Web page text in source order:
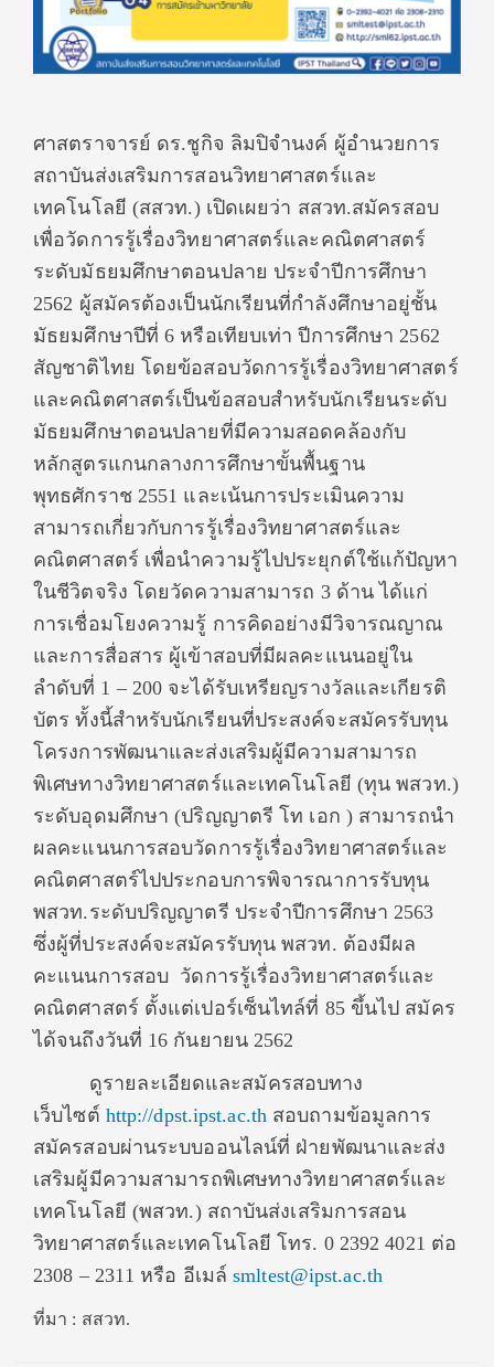
ศาสตราจารย์ ดร.ชูกิจ ลิมปิจำนงค์ ผู้อำนวยการ
สถาบันส่งเสริมการสอนวิทยาศาสตร์และ
เทคโนโลยี (สสวท.) เปิดเผยว่า สสวท.สมัครสอบ
เพื่อวัดการรู้เรื่องวิทยาศาสตร์และคณิตศาสตร์
ระดับมัธยมศึกษาตอนปลาย ประจำปีการศึกษา
2562 ผู้สมัครต้องเป็นนักเรียนที่กำลังศึกษาอยู่ชั้น
มัธยมศึกษาปีที่ 6 หรือเทียบเท่า ปีการศึกษา 2562
สัญชาติไทย โดยข้อสอบวัดการรู้เรื่องวิทยาศาสตร์
และคณิตศาสตร์เป็นข้อสอบสำหรับนักเรียนระดับ
มัธยมศึกษาตอนปลายที่มีความสอดคล้องกับ
หลักสูตรแกนกลางการศึกษาขั้นพื้นฐาน
พุทธศักราช 2551 และเน้นการประเมินความ
สามารถเกี่ยวกับการรู้เรื่องวิทยาศาสตร์และ
คณิตศาสตร์ เพื่อนำความรู้ไปประยุกต์ใช้แก้ปัญหา
ในชีวิตจริง โดยวัดความสามารถ 3 ด้าน ได้แก่
การเชื่อมโยงความรู้ การคิดอย่างมีวิจารณญาณ
และการสื่อสาร ผู้เข้าสอบที่มีผลคะแนนอยู่ใน
ลำดับที่ 1 – 200 จะได้รับเหรียญรางวัลและเกียรติ
บัตร ทั้งนี้สำหรับนักเรียนที่ประสงค์จะสมัครรับทุน
โครงการพัฒนาและส่งเสริมผู้มีความสามารถ
พิเศษทางวิทยาศาสตร์และเทคโนโลยี (ทุน พสวท.)
ระดับอุดมศึกษา (ปริญญาตรี โท เอก ) สามารถนำ
ผลคะแนนการสอบวัดการรู้เรื่องวิทยาศาสตร์และ
คณิตศาสตร์ไปประกอบการพิจารณาการรับทุน
พสวท.ระดับปริญญาตรี ประจำปีการศึกษา 2563
ซึ่งผู้ที่ประสงค์จะสมัครรับทุน พสวท. ต้องมีผล
คะแนนการสอบ วัดการรู้เรื่องวิทยาศาสตร์และ
คณิตศาสตร์ ตั้งแต่เปอร์เซ็นไทล์ที่ 85 ขึ้นไป สมัคร
ได้จนถึงวันที่ 16 กันยายน 2562
ดูรายละเอียดและสมัครสอบทาง
เว็บไซต์ http://dpst.ipst.ac.th สอบถามข้อมูลการ
สมัครสอบผ่านระบบออนไลน์ที่ ฝ่ายพัฒนาและส่ง
เสริมผู้มีความสามารถพิเศษทางวิทยาศาสตร์และ
เทคโนโลยี (พสวท.) สถาบันส่งเสริมการสอน
วิทยาศาสตร์และเทคโนโลยี โทร. 0 2392 4021 ต่อ
2308 – 2311 หรือ อีเมล์smltest@ipst.ac.th
ที่มา : สสวท.